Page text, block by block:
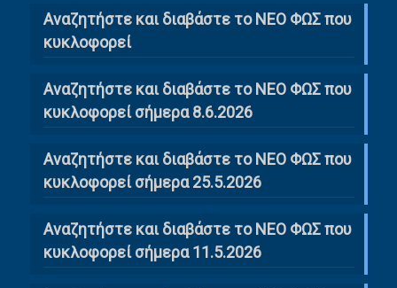
Αναζητήστε και διαβάστε το NΕΟ ΦΩΣ που
κυκλοφορεί
Αναζητήστε και διαβάστε το ΝΕΟ ΦΩΣ που
κυκλοφορεί σήμερα 8.6.2026
Αναζητήστε και διαβάστε το ΝΕΟ ΦΩΣ που
κυκλοφορεί σήμερα 25.5.2026
Αναζητήστε και διαβάστε το ΝΕΟ ΦΩΣ που
κυκλοφορεί σήμερα 11.5.2026